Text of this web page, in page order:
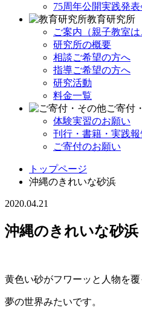
75周年公開実践発表
教育研究所
ご案内（親子教室は
研究所の概要
相談ご希望の方へ
指導ご希望の方へ
研究活動
料金一覧
ご寄付
体験実習のお願い
刊行・書籍・実践報
ご寄付のお願い
トップページ
沖縄のきれいな砂浜
2020.04.21
沖縄のきれいな砂浜
黄色い砂がフワーッと人物を覆
夢の世界みたいです。